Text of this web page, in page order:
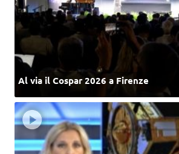
Al via il Cospar 2026 a Firenze